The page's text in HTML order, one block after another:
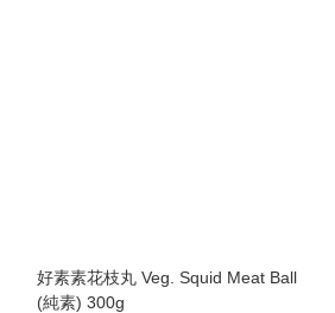
好素素花枝丸 Veg. Squid Meat Ball
(純素) 300g